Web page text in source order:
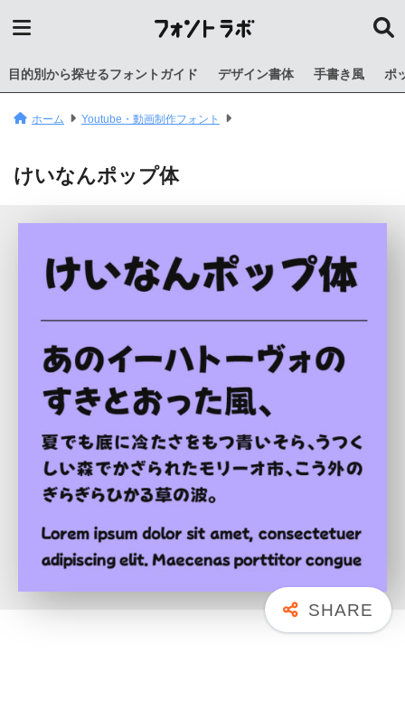
目的別から探せるフォントガイド デザイン書体 手書き風 ポ
ホーム Youtube・動画制作フォント
けいなんポップ体